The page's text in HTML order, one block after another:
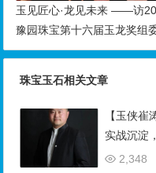
玉见匠心·龙见未来 ——访
豫园珠宝第十六届玉龙奖组
主任钱振峰
珠宝玉石相关文章
【玉侠
实战沉淀
2,348